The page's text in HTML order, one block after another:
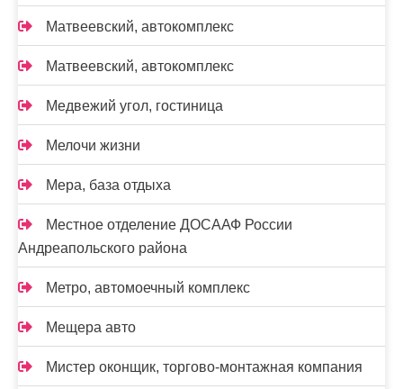
Матвеевский, автокомплекс
Матвеевский, автокомплекс
Медвежий угол, гостиница
Мелочи жизни
Мера, база отдыха
Местное отделение ДОСААФ России
Андреапольского района
Метро, автомоечный комплекс
Мещера авто
Мистер оконщик, торгово-монтажная компания